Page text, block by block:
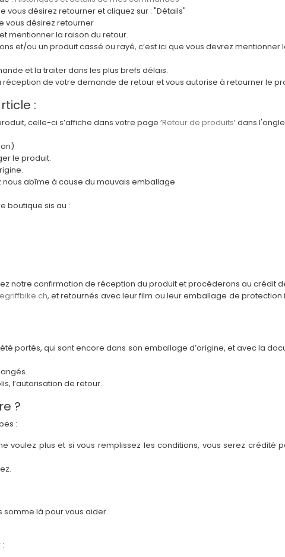
désirez retourner et cliquez sur : "Détails"
vous désirez retourner
mentionner la raison du retour.
et/ou un produit cassé ou rayé, c’est ici que vous devrez
et la traiter dans les plus brefs délais.
de votre demande de retour et vous autorise à retourner le
:
celle-ci s’affiche dans votre page ‘Retour de produits’ dans
le produit.
abîme à cause du mauvais emballage
boutique sis au :
notre confirmation de réception du produit et procéderons au crédit
, et retournés avec leur film ou leur emballage de
portés, qui sont encore dans son emballage d’origine, et avec la
l’autorisation de retour.
?
:
voulez plus et si vous remplissez les conditions, vous serez
somme là pour vous aider.